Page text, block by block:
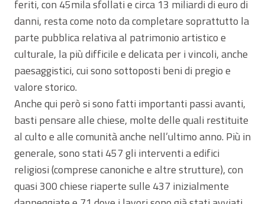
feriti, con 45mila sfollati e circa 13 miliardi di euro di
danni, resta come noto da completare soprattutto la
parte pubblica relativa al patrimonio artistico e
culturale, la più difficile e delicata per i vincoli, anche
paesaggistici, cui sono sottoposti beni di pregio e
valore storico.
Anche qui però si sono fatti importanti passi avanti,
basti pensare alle chiese, molte delle quali restituite
al culto e alle comunità anche nell’ultimo anno. Più in
generale, sono stati 457 gli interventi a edifici
religiosi (comprese canoniche e altre strutture), con
quasi 300 chiese riaperte sulle 437 inizialmente